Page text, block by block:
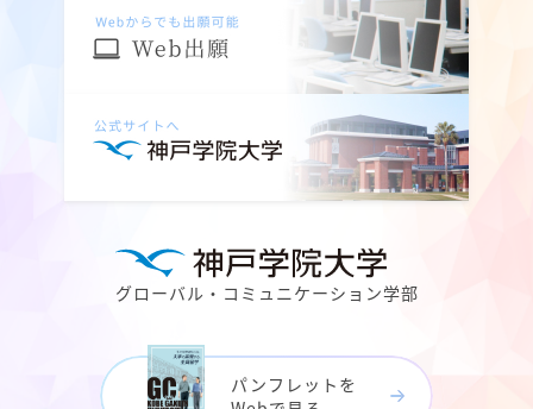
グローバル・コミュニケーション学部
パンフレットを